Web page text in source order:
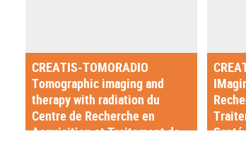
CREATIS-TOMORADIO
Tomographic imaging and
therapy with radiation du
Centre de Recherche en
Acquisition et Traitement de
Santé